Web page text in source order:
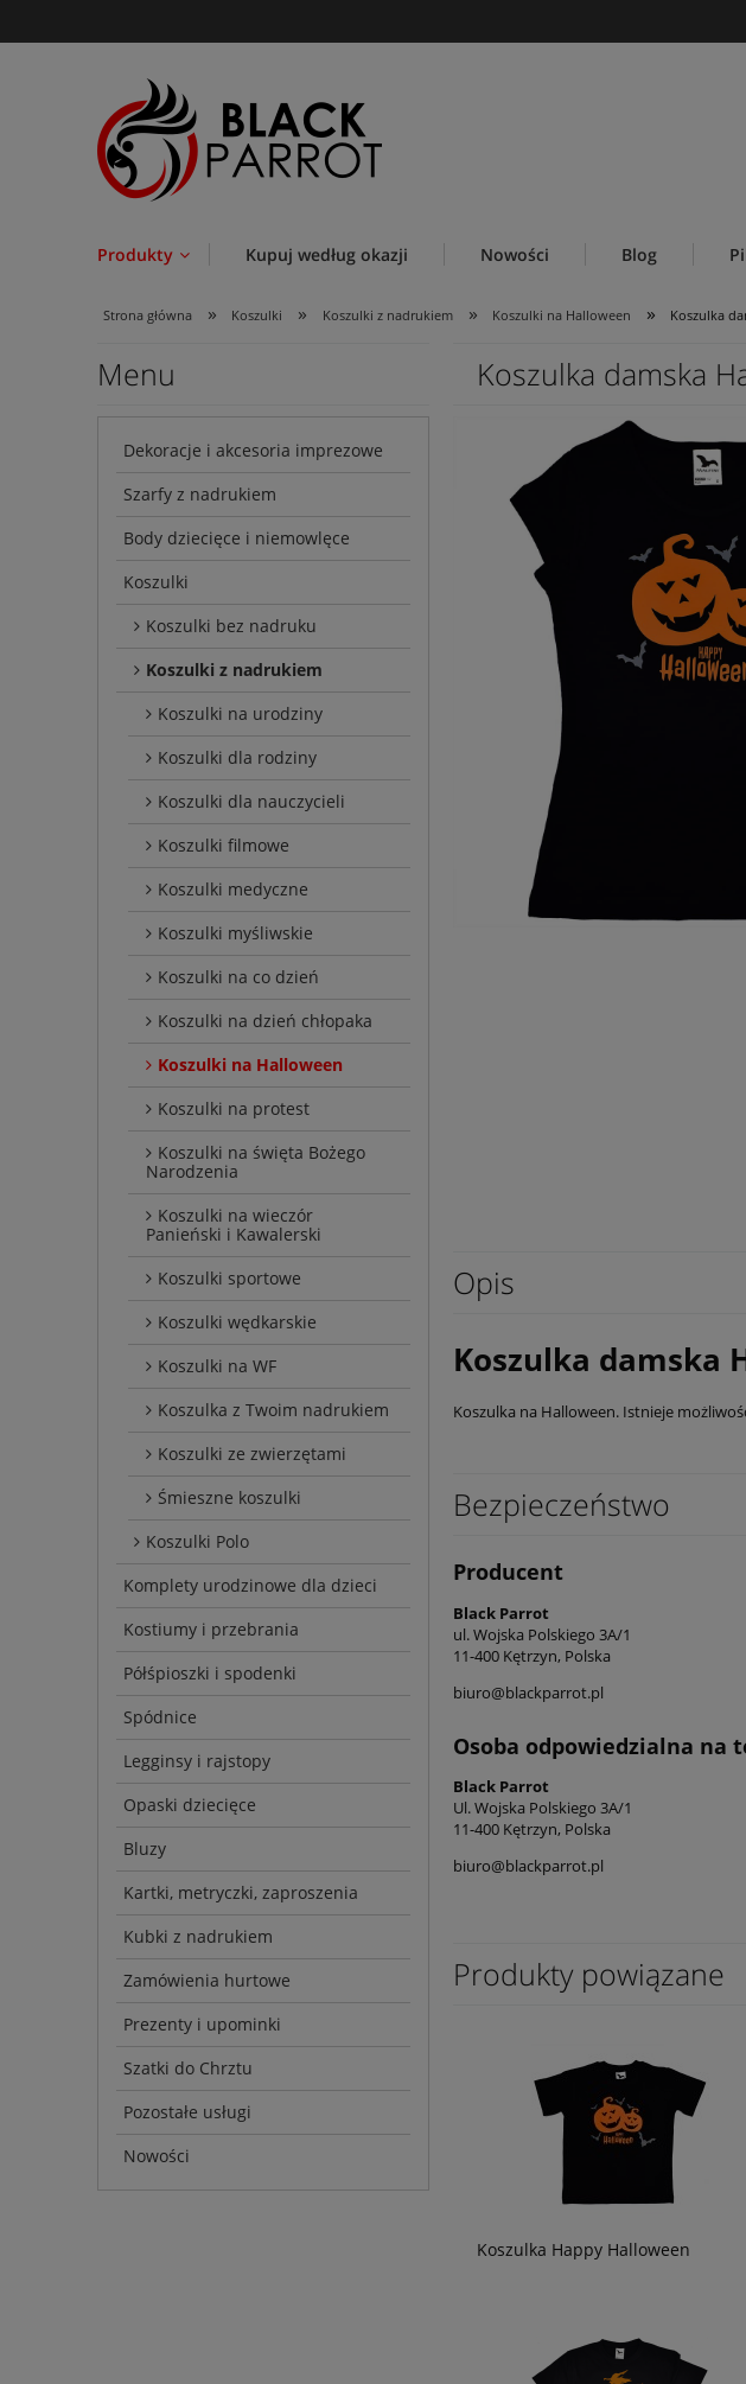
Produkty Kupuj według okazji Nowości Blog
Strona główna » Koszulki » Koszulki z nadrukiem » Koszulki na Halloween » Koszulka
Menu
Dekoracje i akcesoria imprezowe
Szarfy z nadrukiem
Body dziecięce i niemowlęce
Koszulki
Koszulki bez nadruku
Koszulki z nadrukiem
Koszulki na urodziny
Koszulki dla rodziny
Koszulki dla nauczycieli
Koszulki filmowe
Koszulki medyczne
Koszulki myśliwskie
Koszulki na co dzień
Koszulki na dzień chłopaka
Koszulki na Halloween
Koszulki na protest
Koszulki na święta Bożego
Narodzenia
Koszulki na wieczór
Panieński i Kawalerski
Koszulki sportowe
Koszulki wędkarskie
Koszulki na WF
Koszulka z Twoim nadrukiem
Koszulki ze zwierzętami
Śmieszne koszulki
Koszulki Polo
Komplety urodzinowe dla dzieci
Kostiumy i przebrania
Półśpioszki i spodenki
Spódnice
Legginsy i rajstopy
Opaski dziecięce
Bluzy
Kartki, metryczki, zaproszenia
Kubki z nadrukiem
Zamówienia hurtowe
Prezenty i upominki
Szatki do Chrztu
Pozostałe usługi
Nowości
Koszulka damska
Opis
Koszulka damska
Koszulka na Halloween. Istnieje
Bezpieczeństwo
Producent
Black Parrot
ul. Wojska Polskiego 3A/1
11-400 Kętrzyn, Polska
biuro@blackparrot.pl
Osoba odpowiedzialna na
Black Parrot
Ul. Wojska Polskiego 3A/1
11-400 Kętrzyn, Polska
biuro@blackparrot.pl
Produkty powiązane
Koszulka Happy Halloween